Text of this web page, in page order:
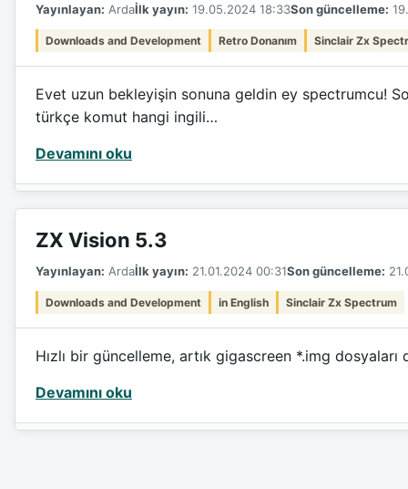
Yayınlayan: Ardaİlk yayın: 19.05.2024 18:33Son güncelleme:
Downloads and Development Retro Donanım Sinclair Zx
Evet uzun bekleyişin sonuna geldin ey spectrumcu!
türkçe komut hangi ingili…
Devamını oku
ZX Vision 5.3
Yayınlayan: Ardaİlk yayın: 21.01.2024 00:31Son güncelleme:
Downloads and Development in English Sinclair Zx Spectrum
Hızlı bir güncelleme, artık gigascreen *.img
Devamını oku